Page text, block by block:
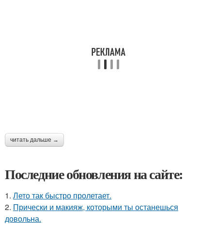
читать дальше →
Последние обновления на сайте:
1. Лето так быстро пролетает.
2. Прически и макияж, которыми ты останешься
довольна.